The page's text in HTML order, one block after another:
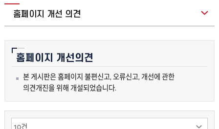
홈페이지 개선 의견
홈페이지 개선의견
본 게시판은 홈페이지 불편신고, 오류신고, 개선에 관한
의견개진을 위해 개설되었습니다.